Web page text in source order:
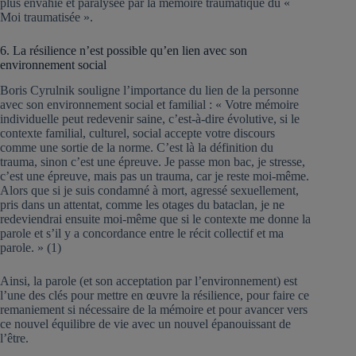
Moi traumatisée ».
6. La résilience n’est possible qu’en lien avec son
environnement social
Boris Cyrulnik souligne l’importance du lien de la personne
avec son environnement social et familial : « Votre mémoire
individuelle peut redevenir saine, c’est-à-dire évolutive, si le
contexte familial, culturel, social accepte votre discours
comme une sortie de la norme. C’est là la définition du
trauma, sinon c’est une épreuve. Je passe mon bac, je stresse,
c’est une épreuve, mais pas un trauma, car je reste moi-même.
Alors que si je suis condamné à mort, agressé sexuellement,
pris dans un attentat, comme les otages du bataclan, je ne
redeviendrai ensuite moi-même que si le contexte me donne la
parole et s’il y a concordance entre le récit collectif et ma
parole. » (1)
Ainsi, la parole (et son acceptation par l’environnement) est
l’une des clés pour mettre en œuvre la résilience, pour faire ce
remaniement si nécessaire de la mémoire et pour avancer vers
ce nouvel équilibre de vie avec un nouvel épanouissant de
l’être.